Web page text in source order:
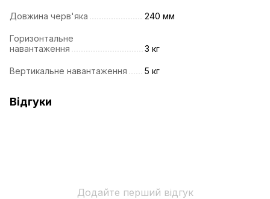
Довжина черв'яка 240 мм
Горизонтальне
навантаження
3 кг
Вертикальне навантаження 5 кг
Відгуки
Додайте перший відгук